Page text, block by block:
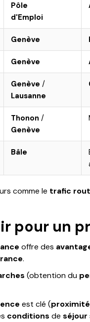
Pôle
d'Emploi
Genève
Genève
Genève /
Lausanne
Thonon /
Genève
Bâle
comme le trafic
pour un
offre des
.
(obtention du
est clé (proximité
conditions de séjour